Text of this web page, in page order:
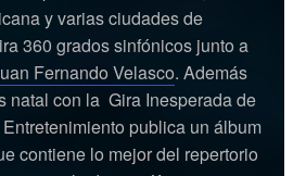
y varias ciudades de
360 grados sinfónicos junto a
Fernando Velasco. Además
natal con la Gira Inesperada de
publica un álbum
contiene lo mejor del repertorio